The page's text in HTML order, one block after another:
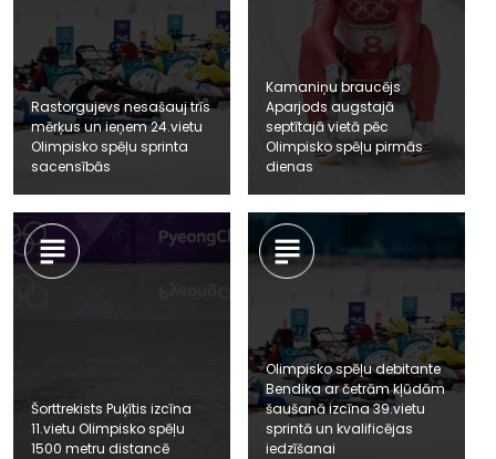
Rastorgujevs nesašauj trīs
mērķus un ieņem 24.vietu
Olimpisko spēļu sprinta
sacensībās
Kamaniņu braucējs
Aparjods augstajā
septītajā vietā pēc
Olimpisko spēļu pirmās
dienas
Šorttrekists Puķītis izcīna
11.vietu Olimpisko spēļu
1500 metru distancē
Olimpisko spēļu debitante
Bendika ar četrām kļūdām
šaušanā izcīna 39.vietu
sprintā un kvalificējas
iedzīšanai